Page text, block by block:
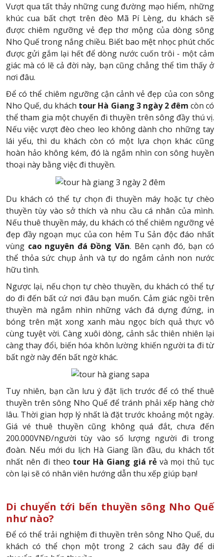
Vượt qua tất thảy những cung đường mạo hiểm, những
khúc cua bất chợt trên đèo Mã Pí Lèng, du khách sẽ
được chiêm ngưỡng vẻ đẹp thơ mộng của dòng sông
Nho Quế trong nắng chiều. Biết bao mệt nhọc phút chốc
được gửi gắm lại hết để dòng nước cuốn trôi - một cảm
giác mà có lẽ cả đời này, bạn cũng chẳng thể tìm thấy ở
nơi đâu.
Để có thể chiêm ngưỡng cận cảnh vẻ đẹp của con sông
Nho Quế, du khách tour Hà Giang 3 ngày 2 đêm còn có
thể tham gia một chuyến đi thuyền trên sông đầy thú vị.
Nếu việc vượt đèo cheo leo không dành cho những tay
lái yếu, thì du khách còn có một lựa chọn khác cũng
hoàn hảo không kém, đó là ngắm nhìn con sông huyền
thoại này bằng việc đi thuyền.
Du khách có thể tự chọn đi thuyền máy hoặc tự chèo
thuyền tùy vào sở thích và nhu cầu cá nhân của mình.
Nếu thuê thuyền máy, du khách có thể chiêm ngưỡng vẻ
đẹp đầy ngoạn mục của con hẻm Tu Sản độc đáo nhất
vùng cao nguyên đá Đồng Văn. Bên cạnh đó, bạn có
thể thỏa sức chụp ảnh và tự do ngắm cảnh non nước
hữu tình.
Ngược lại, nếu chọn tự chèo thuyền, du khách có thể tự
do đi đến bất cứ nơi đâu bạn muốn. Cảm giác ngồi trên
thuyền mà ngắm nhìn những vách đá dựng đứng, in
bóng trên mặt xong xanh màu ngọc bích quả thực vô
cùng tuyệt vời. Càng xuôi dòng, cảnh sắc thiên nhiên lại
càng thay đổi, biến hóa khôn lường khiến người ta đi từ
bất ngờ này đến bất ngờ khác.
Tuy nhiên, bạn cần lưu ý đặt lịch trước để có thể thuê
thuyền trên sông Nho Quế để tránh phải xếp hàng chờ
lâu. Thời gian hợp lý nhất là đặt trước khoảng một ngày.
Giá vé thuê thuyền cũng không quá đắt, chưa đến
200.000VNĐ/người tùy vào số lượng người đi trong
đoàn. Nếu mới du lịch Hà Giang lần đầu, du khách tốt
nhất nên đi theo tour Hà Giang giá rẻ và mọi thủ tục
còn lại sẽ có nhân viên hướng dẫn thu xếp giúp bạn!
Di chuyển tới bến thuyền sông Nho Quế
như nào?
Để có thể trải nghiệm đi thuyền trên sông Nho Quế, du
khách có thể chọn một trong 2 cách sau đây để di